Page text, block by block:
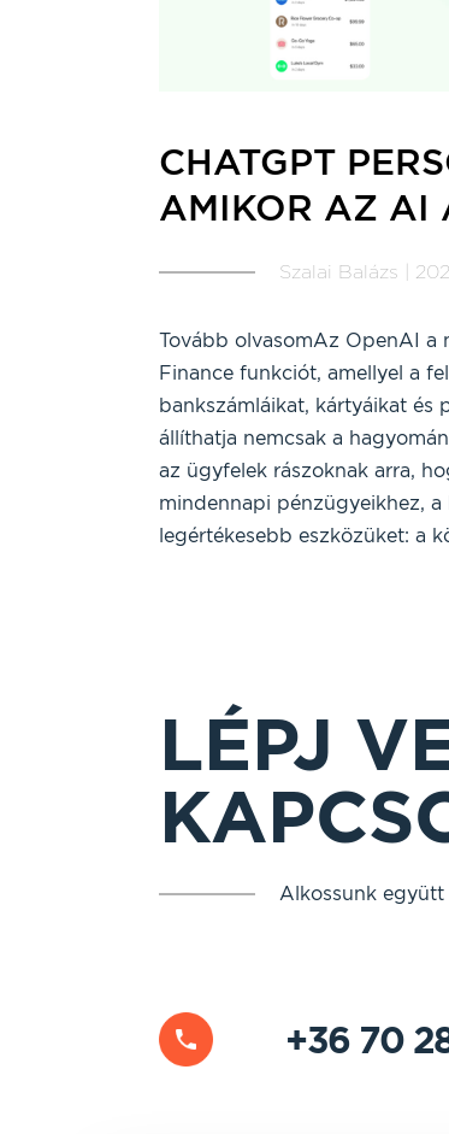
CHATGPT
AMIKOR AZ AI
Szalai Balázs |
Tovább olvasomAz OpenAI a
Finance funkciót, amellyel a
bankszámláikat, kártyáikat és
állíthatja nemcsak a
az ügyfelek rászoknak arra,
mindennapi pénzügyeikhez,
legértékesebb eszközüket: a
LÉPJ
Alkossunk
+36 70